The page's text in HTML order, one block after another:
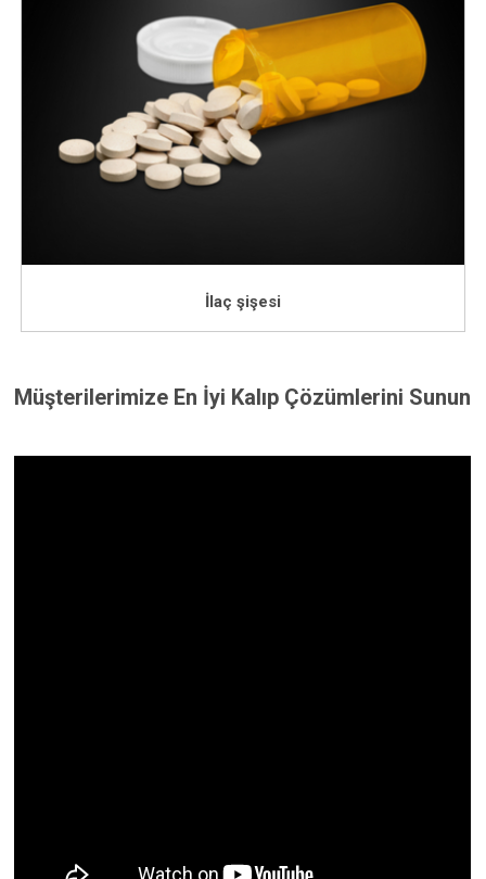
İlaç şişesi
Müşterilerimize En İyi Kalıp Çözümlerini Sunun